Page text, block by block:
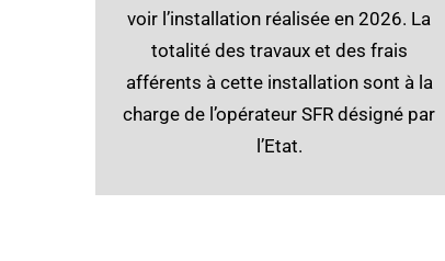
voir l’installation réalisée en 2026. La
totalité des travaux et des frais
afférents à cette installation sont à la
charge de l’opérateur SFR désigné par
l’Etat.